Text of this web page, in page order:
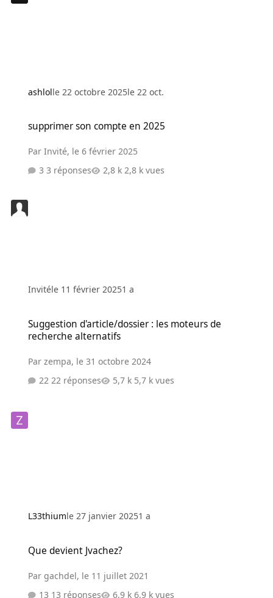
ashlolle 22 octobre 2025le 22 oct.
supprimer son compte en 2025
ParInvité, le 6 février 2025
3 réponses
2,8 k vues
Invitéle 11 février 20251 a
Suggestion d'article/dossier : les moteurs de
recherche alternatifs
Parzempa, le 31 octobre 2024
22 réponses
5,7 k vues
L33thiumle 27 janvier 20251 a
Que devient Jvachez?
Pargachdel, le 11 juillet 2021
13 réponses
6,9 k vues